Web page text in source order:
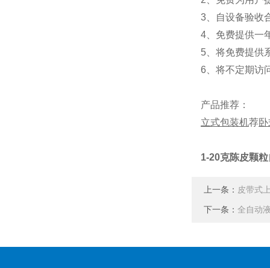
3、自设备验收
4、免费提供一
5、将免费提供
6、将不定期访
产品推荐：
立式包装机荐
1-20克陈皮颗
上一条： 皮带式
下一条： 全自动